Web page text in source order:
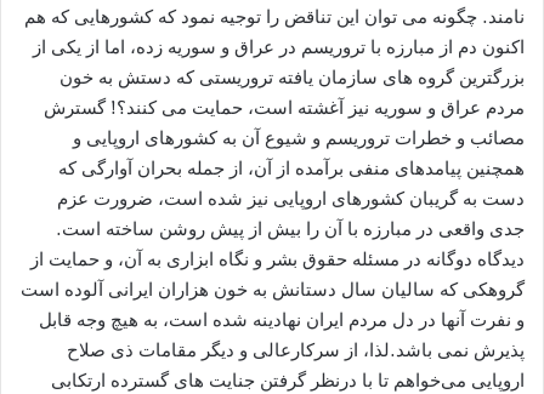
نامند. چگونه می توان این تناقض را توجیه نمود که کشورهایی که هم
اکنون دم از مبارزه با تروریسم در عراق و سوریه زده، اما از یکی از
بزرگترین گروه های سازمان یافته تروریستی که دستش به خون
مردم عراق و سوریه نیز آغشته است، حمایت می کنند؟! گسترش
مصائب و خطرات تروریسم و شیوع آن به کشورهای اروپایی و
همچنین پیامدهای منفی برآمده از آن، از جمله بحران آوارگی که
دست به گریبان کشورهای اروپایی نیز شده است، ضرورت عزم
جدی واقعی در مبارزه با آن را بیش از پیش روشن ساخته است.
دیدگاه دوگانه در مسئله حقوق بشر و نگاه ابزاری به آن، و حمایت از
گروهکی که سالیان سال دستانش به خون هزاران ایرانی آلوده است
و نفرت آنها در دل مردم ایران نهادینه شده است، به هیچ وجه قابل
پذیرش نمی باشد.لذا، از سرکارعالی و دیگر مقامات ذی صلاح
اروپایی می‌خواهم تا با درنظر گرفتن جنایت های گسترده ارتکابی